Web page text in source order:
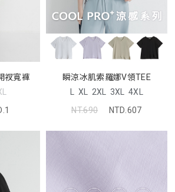
衩寬褲
瞬涼冰肌索羅娜V領TEE
L XL 2XL 3XL 4XL
NT.690
NTD.607